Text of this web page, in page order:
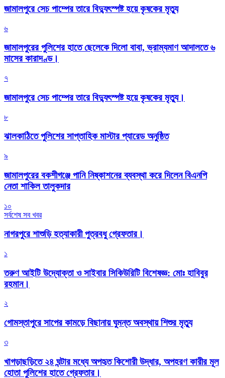
জামালপুরে সেচ পাম্পের তারে বিদ্যুৎস্পষ্ট হয়ে কৃষকের মৃত্যু
৬
জামালপুরের পুলিশের হাতে ছেলেকে দিলো বাবা, ভ্রাম্যমাণ আদালতে ৬
মাসের কারাদণ্ড।
৭
জামালপুরে সেচ পাম্পের তারে বিদ্যুৎস্পষ্ট হয়ে কৃষকের মৃত্যু।
৮
‎ঝালকাঠিতে পুলিশের সাপ্তাহিক মাস্টার প্যারেড অনুষ্ঠিত
৯
জামালপুরের বকশীগঞ্জে পানি নিষ্কাশনের ব্যবস্থা করে দিলেন বিএনপি
নেতা শাকিল তালুকদার
১০
সর্বশেষ সব খবর
নাগরপুরে শাশুড়ি হত্যাকারী পুত্রবধু গ্রেফতার।
১
তরুণ আইটি উদ্যোক্তা ও সাইবার সিকিউরিটি বিশেষজ্ঞ: মোঃ হাবিবুর
রহমান।
২
গোমস্তাপুরে সাপের কামড়ে বিছানায় ঘুমন্ত অবস্থায় শিশুর মৃত্যু
৩
খাগড়াছড়িতে ২৪ ঘন্টার মধ্যে অপহৃত কিশোরী উদ্ধার, অপহরণ কারীর মূল
হোতা পুলিশের হাতে গ্রেফতার।